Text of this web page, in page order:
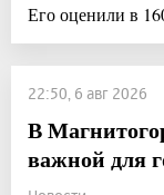
Его оценили в
22:50, 6 авг 2026
В
важной для